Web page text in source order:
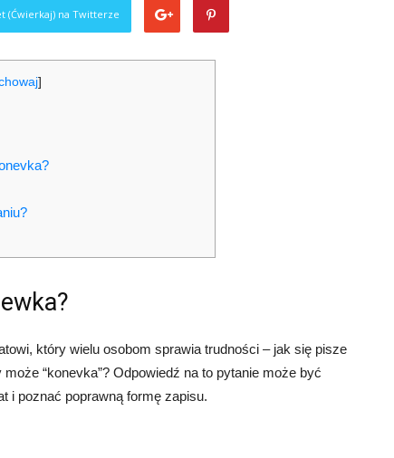
(Ćwierkaj) na Twitterze
]
który wielu osobom sprawia trudności – jak się pisze
“konevka”? Odpowiedź na to pytanie może być
i poznać poprawną formę zapisu.